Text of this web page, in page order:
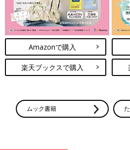
Amazonで購入
楽天ブックスで購入
ムック書籍